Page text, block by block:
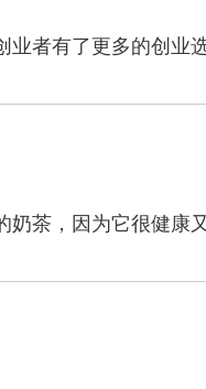
业者有了更多的创业
奶茶，因为它很健康